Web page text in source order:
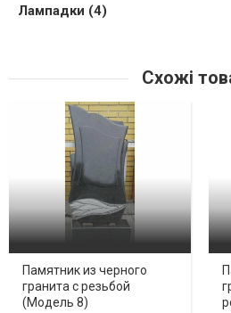
Лампадки (4)
Схожі
Памятник из черного
гранита с резьбой
(Модель 8)